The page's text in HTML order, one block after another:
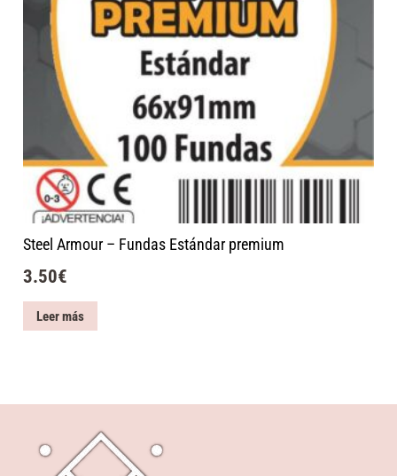
Steel Armour – Fundas Estándar premium
3.50€
Leer más